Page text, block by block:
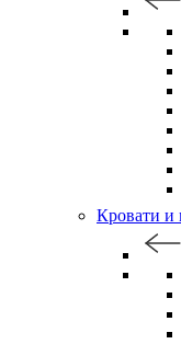
Кровати и